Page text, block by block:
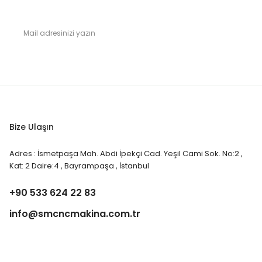
Bize Ulaşın
Adres : İsmetpaşa Mah. Abdi İpekçi Cad. Yeşil Cami Sok. No:2 ,
Kat: 2 Daire:4 , Bayrampaşa , İstanbul
+90 533 624 22 83
info@smcncmakina.com.tr